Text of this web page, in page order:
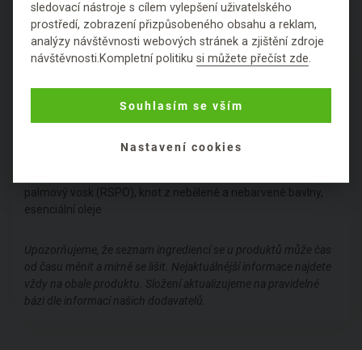
PODROBNÉ SLOŽENÍ
PRODUKTU
palmový vosk (RSPO), knot z nebělené a nebarvené bavlny,
esenciální oleje
Upozorňujeme, že seznam ingrediencí se u produktů může čas
od času měnit a mírně se lišit. Nejaktuálnější informace najdete
vždy na obale produktu. Složení aktualizujeme na pravidelné
bázi dle informací našich dodavatelů.
sledovací nástroje s cílem vylepšení uživatelského
prostředí, zobrazení přizpůsobeného obsahu a reklam,
analýzy návštěvnosti webových stránek a zjištění zdroje
návštěvnosti.Kompletní politikusi můžete přečíst zde.
Souhlasím se vším
Nastavení cookies